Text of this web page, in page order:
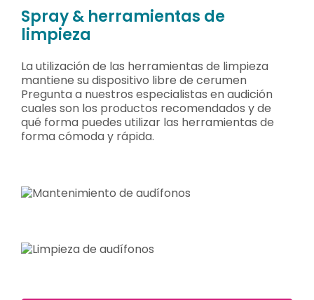
Spray & herramientas de
limpieza
La utilización de las herramientas de limpieza
mantiene su dispositivo libre de cerumen
Pregunta a nuestros especialistas en audición
cuales son los productos recomendados y de
qué forma puedes utilizar las herramientas de
forma cómoda y rápida.